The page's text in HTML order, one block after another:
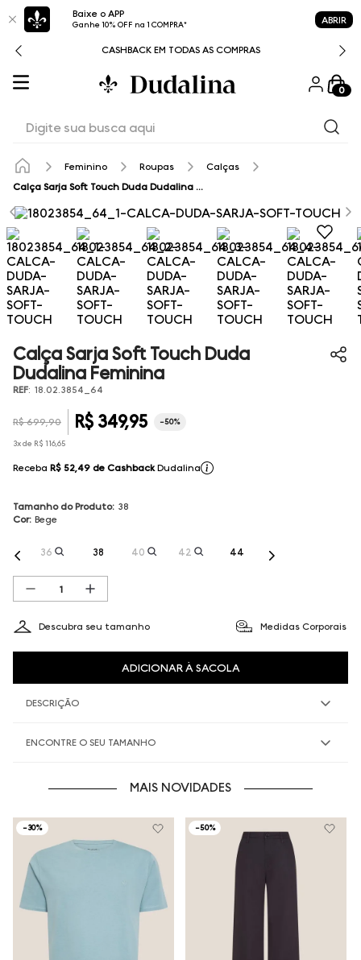
Baixe o APP
Ganhe 10% OFF na 1 COMPRA* ABRIR
CASHBACK EM TODAS AS COMPRAS
0
Feminino Roupas
Calças
Calça Sarja Soft Touch Duda Dudalina Feminina
Calça Sarja Soft Touch Duda
Dudalina Feminina
REF: 18.02.3854_64
R$ 699,90 R$ 349,95 -50%
3x de R$ 116,65
Receba R$ 52,49 de Cashback Dudalina
Tamanho do Produto: 38
Cor: Bege
36 38 40 42 44
Descubra seu tamanho Medidas Corporais
ADICIONAR À SACOLA
DESCRIÇÃO
ENCONTRE O SEU TAMANHO
MAIS NOVIDADES
-30% -50%